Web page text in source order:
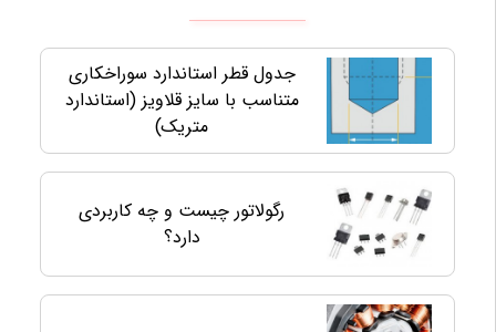
جدول قطر استاندارد سوراخکاری
متناسب با سایز قلاویز (استاندارد
متریک)
رگولاتور چیست و چه کاربردی
دارد؟